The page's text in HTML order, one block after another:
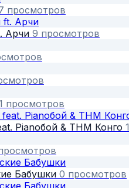
просмотров
Арчи 9 просмотров
просмотров
Рianoбой & ТНМ Конго
Бабушки 0 просмотров